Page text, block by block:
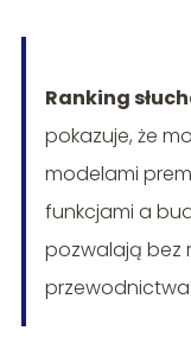
Ranking
pokazuje, że
modelami
funkcjami a
pozwalają bez